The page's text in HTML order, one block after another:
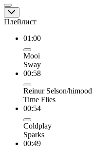
Плейлист
01:00
Mooi
Sway
00:58
Reinur Selson/himood
Time Flies
00:54
Coldplay
Sparks
00:49